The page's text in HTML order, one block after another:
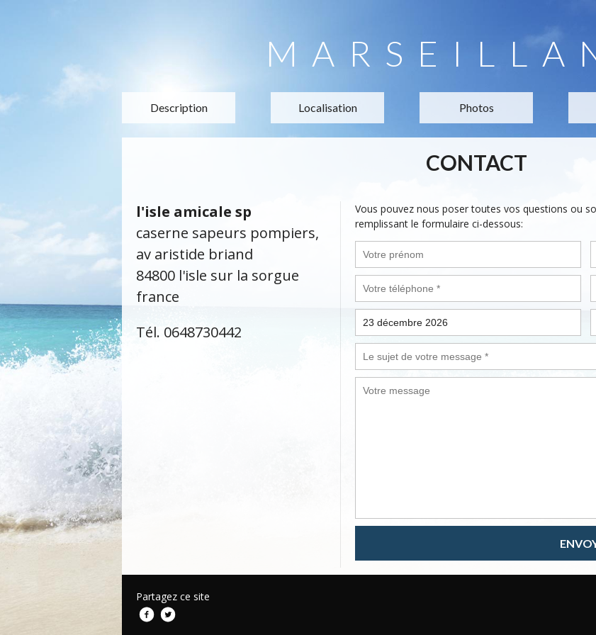
Description Localisation Photos
CONTACT
l'isle amicale sp
caserne sapeurs pompiers,
av aristide briand
84800 l'isle sur la sorgue
france
Tél. 0648730442
Vous pouvez nous poser toutes vos questions ou
remplissant le formulaire ci-dessous:
Partagez ce site